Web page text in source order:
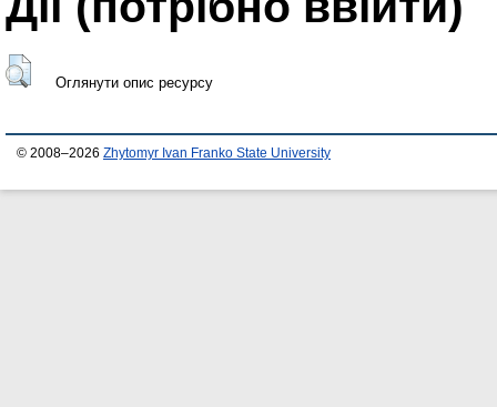
Оглянути опис ресурсу
© 2008–2026 Zhytomyr Ivan Franko State University